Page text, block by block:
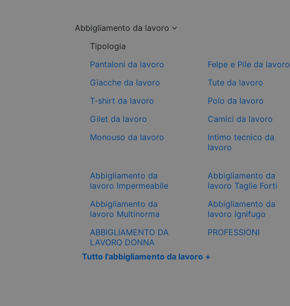
Abbigliamento da lavoro
Tipologia
Pantaloni da lavoro
Felpe e Pile da lavoro
Giacche da lavoro
Tute da lavoro
T-shirt da lavoro
Polo da lavoro
Gilet da lavoro
Camici da lavoro
Monouso da lavoro
Intimo tecnico da
lavoro
Abbigliamento da
lavoro Impermeabile
Abbigliamento da
lavoro Taglie Forti
Abbigliamento da
lavoro Multinorma
Abbigliamento da
lavoro Ignifugo
ABBIGLIAMENTO DA
LAVORO DONNA
PROFESSIONI
Tutto l'abbigliamento da lavoro +